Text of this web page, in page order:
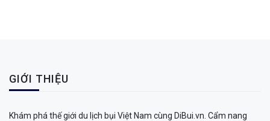
GIỚI THIỆU
Khám phá thế giới du lịch bụi Việt Nam cùng DiBui.vn. Cẩm nang